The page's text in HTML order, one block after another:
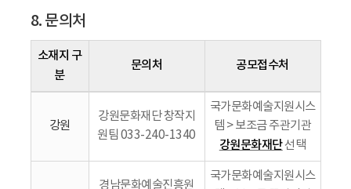
8. 문의처
소재지 구
분
문의처 공모접수처
강원
강원문화재단 창작지
원팀 033-240-1340
국가문화예술지원시스
템 > 보조금 주관기관
강원문화재단선택
경남문화예술진흥원
국가문화예술지원시스